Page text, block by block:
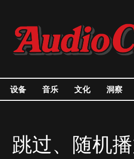
设备 音乐 文化 洞察
跳过、随机